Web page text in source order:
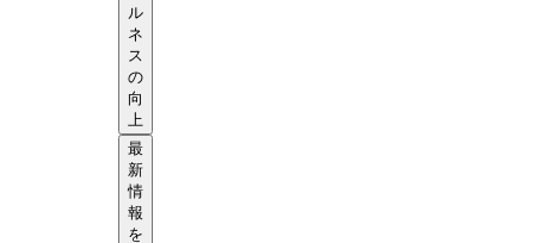
ル
ネ
ス
の
向
上
最
新
情
報
を